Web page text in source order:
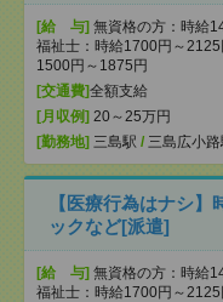
[給 与] 無資格の方：時給
福祉士：時給1700円～
1500円～1875円
[交通費]全額支給
[月収例] 20～25万円
[勤務地] 三島駅 / 三島広小路
【医療行為はナシ
ックなど[派遣]
[給 与] 無資格の方：時給
福祉士：時給1700円～